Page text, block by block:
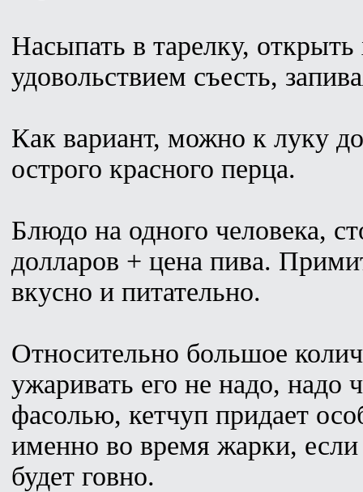
Насыпать в тарелку,
удовольствием съесть,
Как вариант, можно к луку
острого красного перца.
Блюдо на одного человека,
долларов + цена пива.
вкусно и питательно.
Относительно большое
ужаривать его не надо, надо
фасолью, кетчуп придает
именно во время жарки,
будет говно.